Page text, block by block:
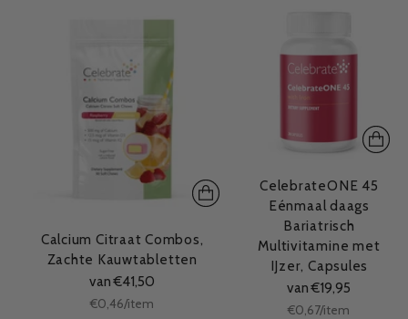
Calcium Citraat Combos,
Zachte Kauwtabletten
van €41,50
Stukprijs
€0,46/per
item
CelebrateONE 45
Eénmaal daags
Bariatrisch
Multivitamine met
IJzer, Capsules
van €19,95
Stukprijs
€0,67/per
item